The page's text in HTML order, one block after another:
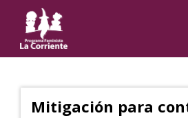
Mitigación para